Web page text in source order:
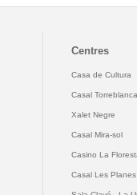
Centres
Casa de Cultura
Casal Torreblanca
Xalet Negre
Casal Mira-sol
Casino La
Casal Les Planes